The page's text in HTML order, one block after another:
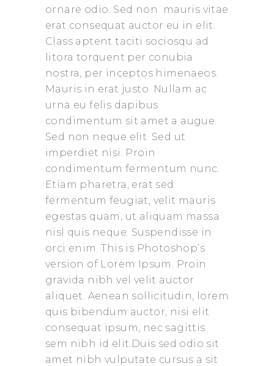
ornare odio. Sed non mauris vitae
erat consequat auctor eu in elit.
Class aptent taciti sociosqu ad
litora torquent per conubia
nostra, per inceptos himenaeos.
Mauris in erat justo. Nullam ac
urna eu felis dapibus
condimentum sit amet a augue.
Sed non neque elit. Sed ut
imperdiet nisi. Proin
condimentum fermentum nunc.
Etiam pharetra, erat sed
fermentum feugiat, velit mauris
egestas quam, ut aliquam massa
nisl quis neque. Suspendisse in
orci enim. This is Photoshop’s
version of Lorem Ipsum. Proin
gravida nibh vel velit auctor
aliquet. Aenean sollicitudin, lorem
quis bibendum auctor, nisi elit
consequat ipsum, nec sagittis
sem nibh id elit.Duis sed odio sit
amet nibh vulputate cursus a sit